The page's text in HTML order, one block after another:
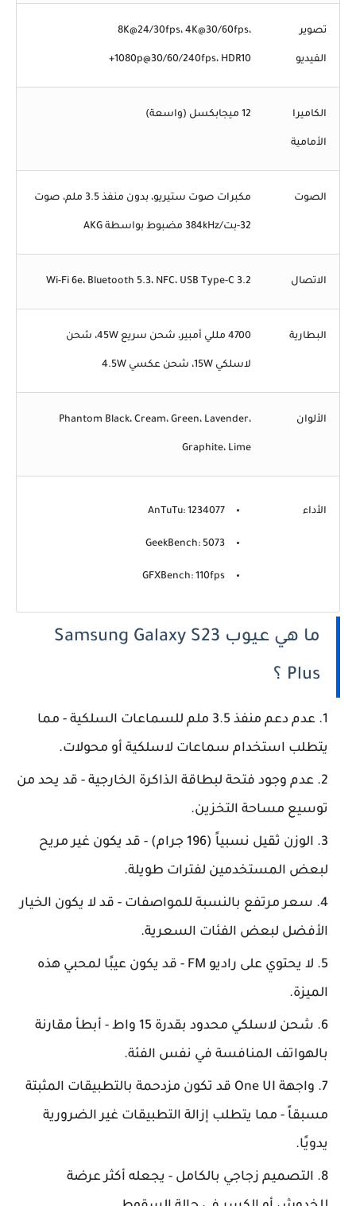
تصوير
الفيديو
8K@24/30fps، 4K@30/60fps،
1080p@30/60/240fps، HDR10+
الكاميرا
الأمامية
12 ميجابكسل (واسعة)
الصوت مكبرات صوت ستيريو، بدون منفذ 3.5 ملم، صوت
32-بت/384kHz مضبوط بواسطة AKG
الاتصال Wi-Fi 6e، Bluetooth 5.3، NFC، USB Type-C 3.2
البطارية 4700 مللي أمبير، شحن سريع 45W، شحن
لاسلكي 15W، شحن عكسي 4.5W
الألوان Phantom Black، Cream، Green، Lavender،
Graphite، Lime
الأداء AnTuTu: 1234077
GeekBench: 5073
GFXBench: 110fps
ما هي عيوب Samsung Galaxy S23
Plus ؟
عدم دعم منفذ 3.5 ملم للسماعات السلكية - مما
يتطلب استخدام سماعات لاسلكية أو محولات.
عدم وجود فتحة لبطاقة الذاكرة الخارجية - قد يحد من
توسيع مساحة التخزين.
الوزن ثقيل نسبياً (196 جرام) - قد يكون غير مريح
لبعض المستخدمين لفترات طويلة.
سعر مرتفع بالنسبة للمواصفات - قد لا يكون الخيار
الأفضل لبعض الفئات السعرية.
لا يحتوي على راديو FM - قد يكون عيبًا لمحبي هذه
الميزة.
شحن لاسلكي محدود بقدرة 15 واط - أبطأ مقارنة
بالهواتف المنافسة في نفس الفئة.
واجهة One UI قد تكون مزدحمة بالتطبيقات المثبتة
مسبقاً - مما يتطلب إزالة التطبيقات غير الضرورية
يدويًا.
التصميم زجاجي بالكامل - يجعله أكثر عرضة